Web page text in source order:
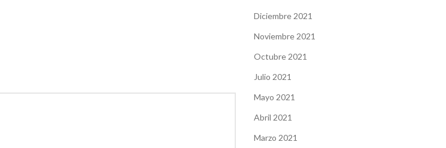
Diciembre 2021
Noviembre 2021
Octubre 2021
Julio 2021
Mayo 2021
Abril 2021
Marzo 2021